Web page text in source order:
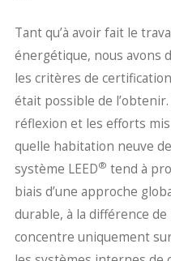
Tant qu’à avoir fait le
énergétique, nous avons
les critères de certification
était possible de
réflexion et les efforts
quelle habitation neuve
système LEED® tend à
biais d’une approche
durable, à la différence de
concentre uniquement